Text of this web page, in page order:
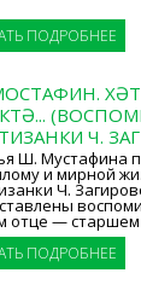
ПОДРОБНЕЕ
Ч.
Ш. Мустафина
и мирной
Ч.
отце — старшем
ПОДРОБНЕЕ